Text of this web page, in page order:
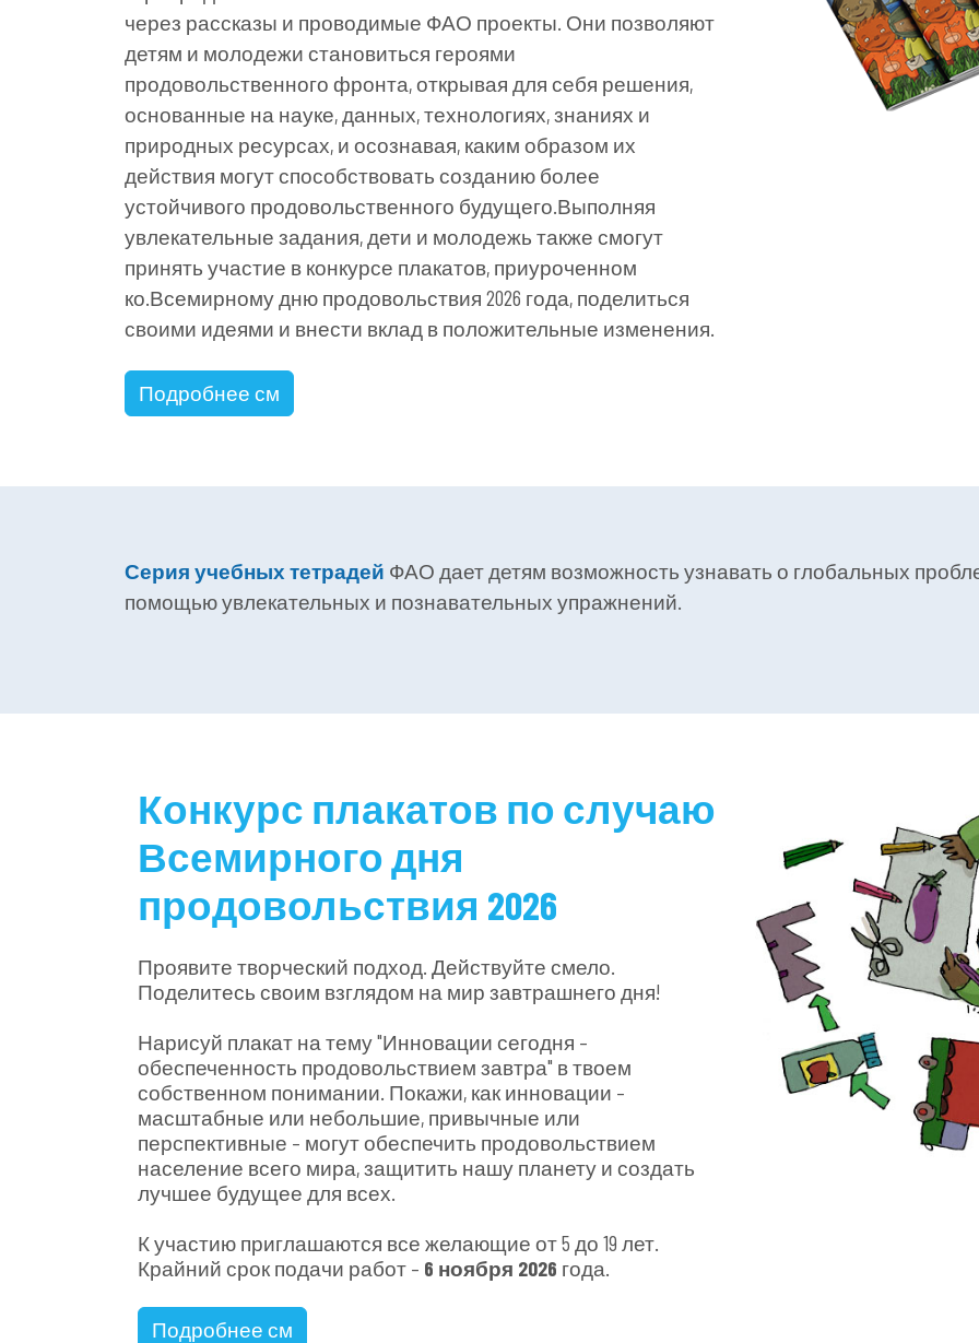
через рассказы и проводимые ФАО проекты. Они позволяют
детям и молодежи становиться героями
продовольственного фронта, открывая для себя решения,
основанные на науке, данных, технологиях, знаниях и
природных ресурсах, и осознавая, каким образом их
действия могут способствовать созданию более
устойчивого продовольственного будущего.Выполняя
увлекательные задания, дети и молодежь также смогут
принять участие в конкурсе плакатов, приуроченном
ко.Всемирному дню продовольствия 2026 года, поделиться
своими идеями и внести вклад в положительные изменения.
Подробнее см
Серия учебных тетрадей ФАО дает детям возможность узнавать о глобальных
помощью увлекательных и познавательных упражнений.
Конкурс плакатов по случаю
Всемирного дня
продовольствия 2026
Проявите творческий подход. Действуйте смело.
Поделитесь своим взглядом на мир завтрашнего дня!
Нарисуй плакат на тему "Инновации сегодня –
обеспеченность продовольствием завтра" в твоем
собственном понимании. Покажи, как инновации –
масштабные или небольшие, привычные или
перспективные – могут обеспечить продовольствием
население всего мира, защитить нашу планету и создать
лучшее будущее для всех.
К участию приглашаются все желающие от 5 до 19 лет.
Крайний срок подачи работ – 6 ноября 2026 года.
Подробнее см